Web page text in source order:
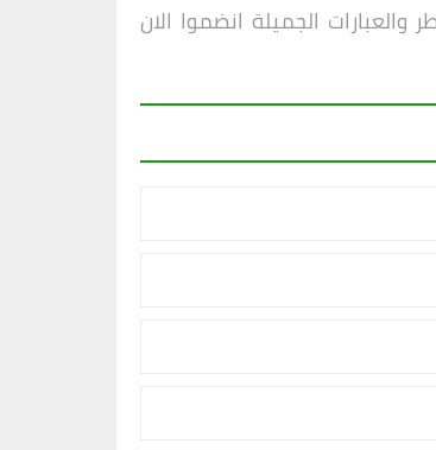
الجميلة انضموا الان